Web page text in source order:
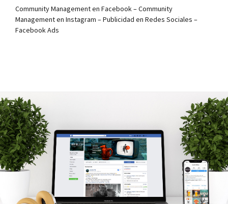
Community Management en Facebook – Community
Management en Instagram – Publicidad en Redes Sociales –
Facebook Ads